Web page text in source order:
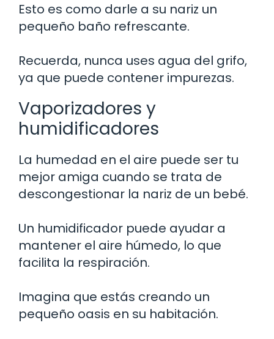
Esto es como darle a su nariz un
pequeño baño refrescante.
Recuerda, nunca uses agua del grifo,
ya que puede contener impurezas.
Vaporizadores y
humidificadores
La humedad en el aire puede ser tu
mejor amiga cuando se trata de
descongestionar la nariz de un bebé.
Un humidificador puede ayudar a
mantener el aire húmedo, lo que
facilita la respiración.
Imagina que estás creando un
pequeño oasis en su habitación.